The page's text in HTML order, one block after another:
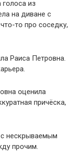
голоса из
на диване с
то про соседку,
Раиса Петровна.
оценила
причёска,
нескрываемым
прочим.